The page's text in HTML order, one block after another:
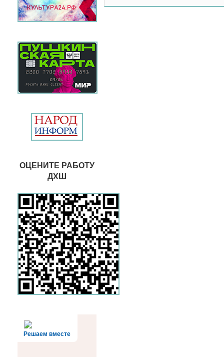
ОЦЕНИТЕ РАБОТУ
ДХШ
Решаем вместе